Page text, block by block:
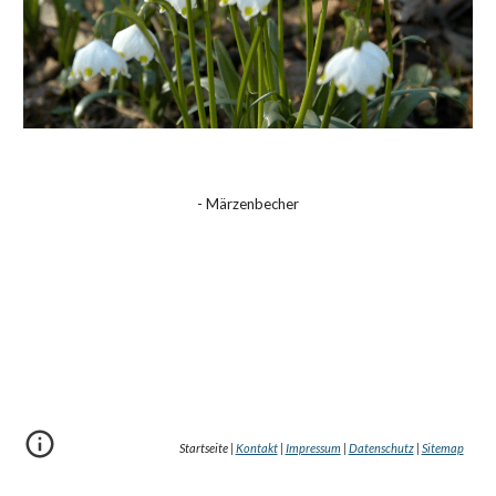
- Märzenbecher
Startseite | Kontakt| Impressum | Datenschutz| Sitemap